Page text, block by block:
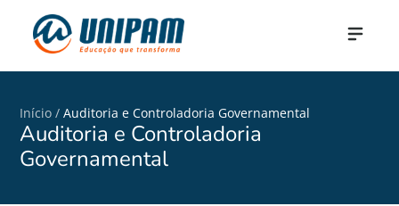
Início / Auditoria e Controladoria Governamental
Auditoria e Controladoria
Governamental